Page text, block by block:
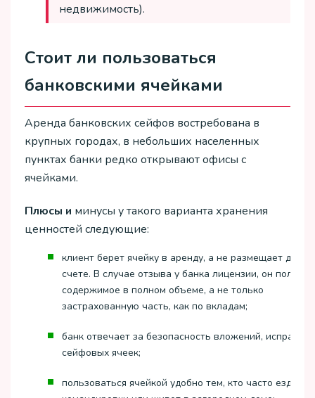
недвижимость).
Стоит ли пользоваться
банковскими ячейками
Аренда банковских сейфов востребована в
крупных городах, в небольших населенных
пунктах банки редко открывают офисы с
ячейками.
Плюсы и минусы у такого варианта хранения
ценностей следующие:
клиент берет ячейку в аренду, а не размещает
счете. В случае отзыва у банка лицензии, он получит
содержимое в полном объеме, а не только
застрахованную часть, как по вкладам;
банк отвечает за безопасность вложений,
сейфовых ячеек;
пользоваться ячейкой удобно тем, кто часто ездит в